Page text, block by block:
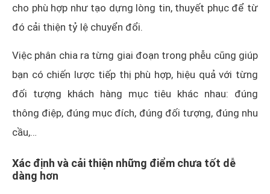
cho phù hợp như tạo dựng lòng tin, thuyết phục để từ
đó cải thiện tỷ lệ chuyển đổi.
Việc phân chia ra từng giai đoạn trong phễu cũng giúp
bạn có chiến lược tiếp thị phù hợp, hiệu quả với từng
đối tượng khách hàng mục tiêu khác nhau: đúng
thông điệp, đúng mục đích, đúng đối tượng, đúng nhu
cầu,…
Xác định và cải thiện những điểm chưa tốt dễ
dàng hơn